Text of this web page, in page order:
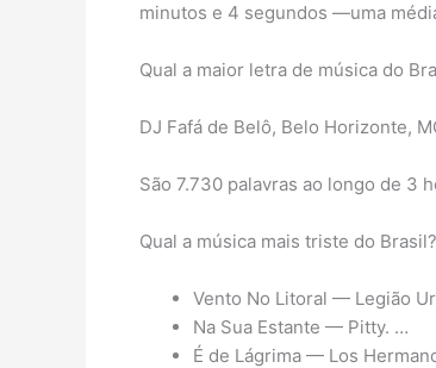
minutos e 4 segundos —uma
Qual a maior letra de música do
DJ Fafá de Belô, Belo Horizonte,
São 7.730 palavras ao longo de 3
Qual a música mais triste do Brasil?
Vento No Litoral — Legião
Na Sua Estante — Pitty. …
É de Lágrima — Los